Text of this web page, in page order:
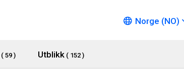
Norge (NO)
( 59 ) Utblikk ( 152 )